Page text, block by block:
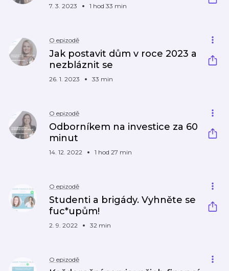
7. 3. 2023 1 hod 33 min
O epizodě
Jak postavit dům v roce 2023 a
nezbláznit se
26. 1. 2023 33 min
O epizodě
Odborníkem na investice za 60
minut
14. 12. 2022 1 hod 27 min
O epizodě
Studenti a brigády. Vyhněte se
fuc*upům!
2. 9. 2022 32 min
O epizodě